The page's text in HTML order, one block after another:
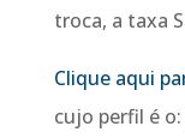
troca, a taxa
Clique aqui
cujo perfil é